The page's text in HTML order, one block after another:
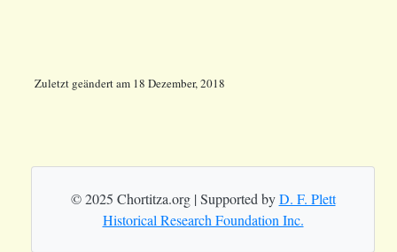
Zuletzt geändertam 18 Dezember, 2018
© 2025 Chortitza.org | Supported byD. F. Plett
Historical Research Foundation Inc.